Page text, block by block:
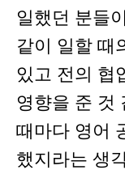
일했던 분들
같이 일할 때
있고 전의 협
영향을 준 것
때마다 영어
했지라는 생